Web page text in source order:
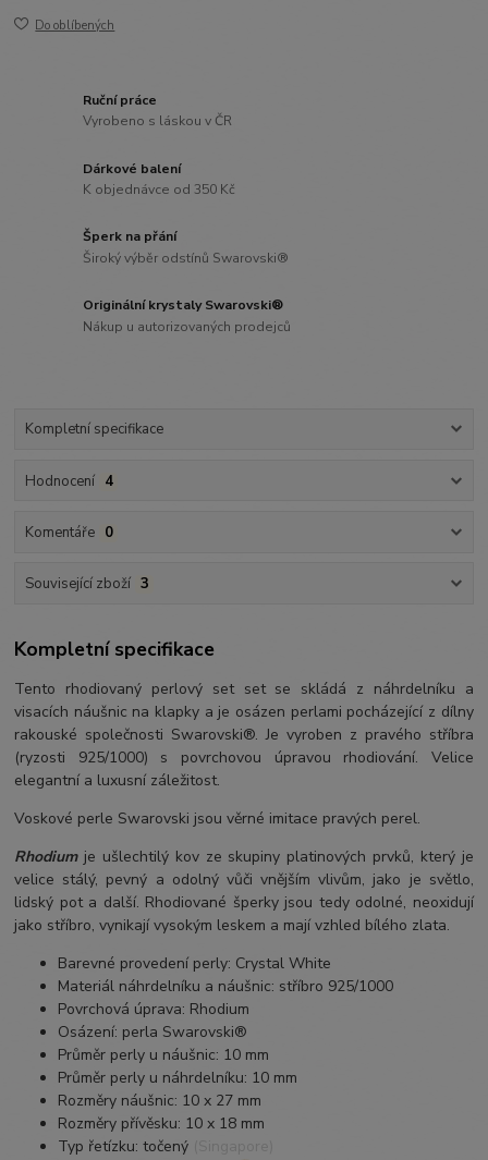
Do oblíbených
Ruční práce
Vyrobeno s láskou v ČR
Dárkové balení
K objednávce od 350 Kč
Šperk na přání
Široký výběr odstínů Swarovski®
Originální krystaly Swarovski®
Nákup u autorizovaných prodejců
Kompletní specifikace
Hodnocení 4
Komentáře 0
Související zboží 3
Kompletní specifikace
Tento rhodiovaný perlový set set se skládá z náhrdelníku a
visacích náušnic na klapky a je osázen perlami pocházející z dílny
rakouské společnosti Swarovski®. Je vyroben z pravého stříbra
(ryzosti 925/1000) s povrchovou úpravou rhodiování. Velice
elegantní a luxusní záležitost.
Voskové perle Swarovski jsou věrné imitace pravých perel.
Rhodium je ušlechtilý kov ze skupiny platinových prvků, který je
velice stálý, pevný a odolný vůči vnějším vlivům, jako je světlo,
lidský pot a další. Rhodiované šperky jsou tedy odolné, neoxidují
jako stříbro, vynikají vysokým leskem a mají vzhled bílého zlata.
Barevné provedení perly: Crystal White
Materiál náhrdelníku a náušnic: stříbro 925/1000
Povrchová úprava: Rhodium
Osázení: perla Swarovski®
Průměr perly u náušnic: 10 mm
Průměr perly u náhrdelníku: 10 mm
Rozměry náušnic: 10 x 27 mm
Rozměry přívěsku: 10 x 18 mm
Typ řetízku: točený (Singapore)